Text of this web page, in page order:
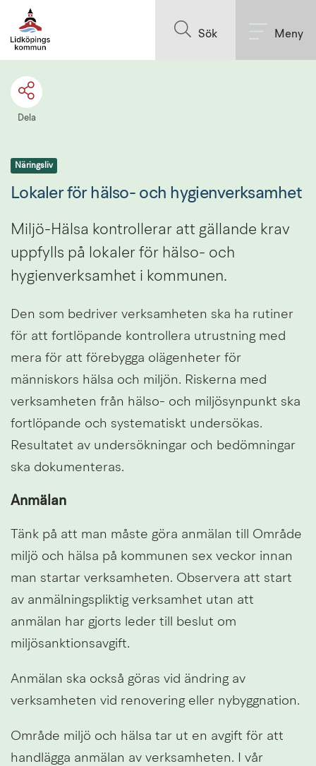
Sök Meny
Dela
Näringsliv
Lokaler för hälso- och hygienverksamhet
Miljö-Hälsa kontrollerar att gällande krav
uppfylls på lokaler för hälso- och
hygienverksamhet i kommunen.
Den som bedriver verksamheten ska ha rutiner
för att fortlöpande kontrollera utrustning med
mera för att förebygga olägenheter för
människors hälsa och miljön. Riskerna med
verksamheten från hälso- och miljösynpunkt ska
fortlöpande och systematiskt undersökas.
Resultatet av undersökningar och bedömningar
ska dokumenteras.
Anmälan
Tänk på att man måste göra anmälan till Område
miljö och hälsa på kommunen sex veckor innan
man startar verksamheten. Observera att start
av anmälningspliktig verksamhet utan att
anmälan har gjorts leder till beslut om
miljösanktionsavgift.
Anmälan ska också göras vid ändring av
verksamheten vid renovering eller nybyggnation.
Område miljö och hälsa tar ut en avgift för att
handlägga anmälan av verksamheten. I vår